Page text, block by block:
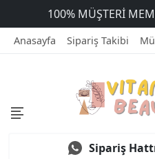
Anasayfa Sipariş Takibi
Sipariş